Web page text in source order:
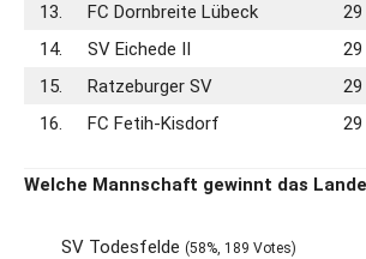
13.
FC Dornbreite Lübeck 29
14.
SV Eichede II 29
15.
Ratzeburger SV 29
16.
FC Fetih-Kisdorf 29
Welche Mannschaft gewinnt das
SV Todesfelde (58%, 189 Votes)